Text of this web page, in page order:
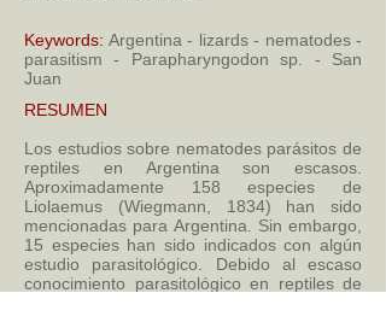
Keywords: Argentina - lizards - nematodes -
parasitism - Parapharyngodon sp. - San
Juan
RESUMEN
Los estudios sobre nematodes parásitos de
reptiles en Argentina son escasos.
Aproximadamente 158 especies de
Liolaemus (Wiegmann, 1834) han sido
mencionadas para Argentina. Sin embargo,
15 especies han sido indicados con algún
estudio parasitológico. Debido al escaso
conocimiento parasitológico en reptiles de